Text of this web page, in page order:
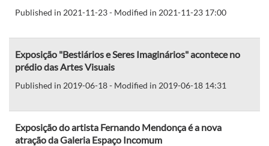
Published in 2021-11-23 - Modified in 2021-11-23 17:00
Exposição "Bestiários e Seres Imaginários" acontece no
prédio das Artes Visuais
Published in 2019-06-18 - Modified in 2019-06-18 14:31
Exposição do artista Fernando Mendonça é a nova
atração da Galeria Espaço Incomum